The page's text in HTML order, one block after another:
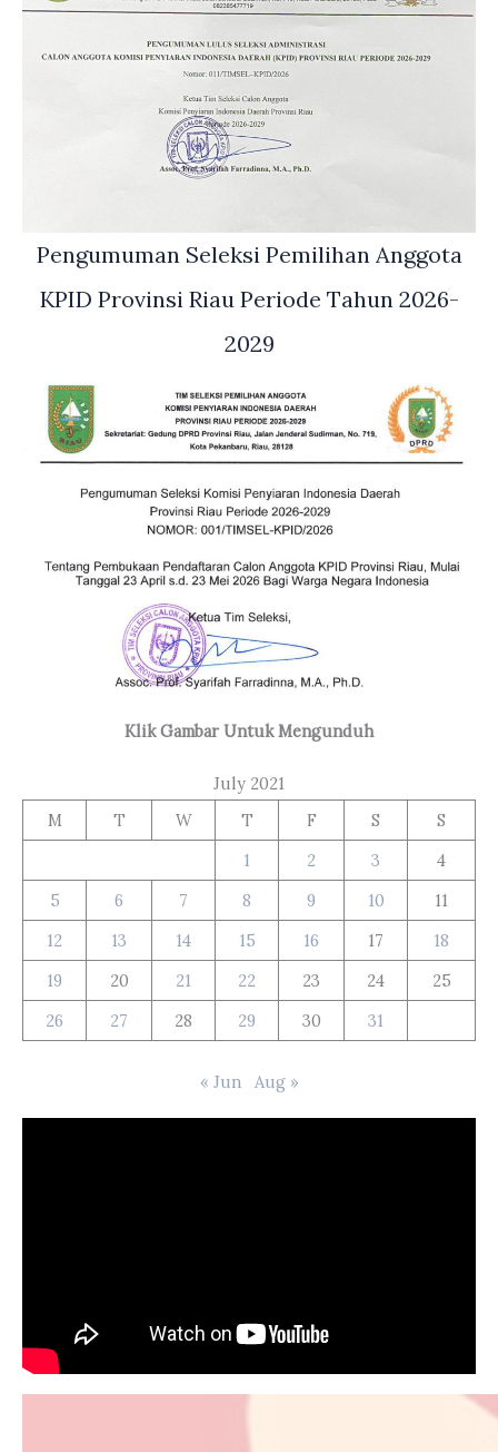
Pengumuman Seleksi Pemilihan Anggota
KPID Provinsi Riau Periode Tahun 2026-
2029
Klik Gambar Untuk Mengunduh
July 2021
M
T W T F S
S
1
2 3
4
5
6 7 8 9 10
11
12
13 14 15 16 17
18
19
20 21 22 23 24
25
26
27 28 29 30 31
« Jun Aug »